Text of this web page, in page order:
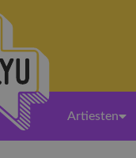
Artiesten